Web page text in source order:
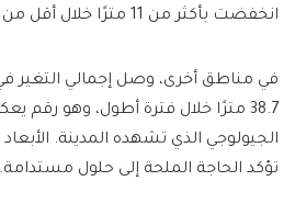
انخفضت بأكثر من 11 مترًا خلال أقل من قرن.
في مناطق أخرى، وصل إجمالي التغير في
38.7 مترًا خلال فترة أطول، وهو
الجيولوجي الذي تشهده المدينة.
تؤكد الحاجة الملحة إلى حلول مستدامة.